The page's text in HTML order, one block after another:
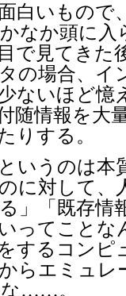
白いもので
なか頭に入
で見てきた
の場合、イ
ないほど憶
随情報を大
りする。
いうのは本
に対して、
」「既存情
ってことな
するコンピ
らエミュレ
な……。